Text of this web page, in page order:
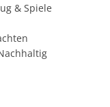
& Spiele